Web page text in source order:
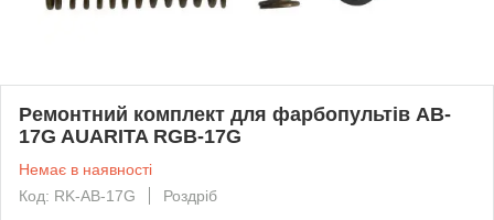
Ремонтний комплект для фарбопультів AB-
17G AUARITA RGB-17G
Немає в наявності
Код: RK-AB-17G
Роздріб